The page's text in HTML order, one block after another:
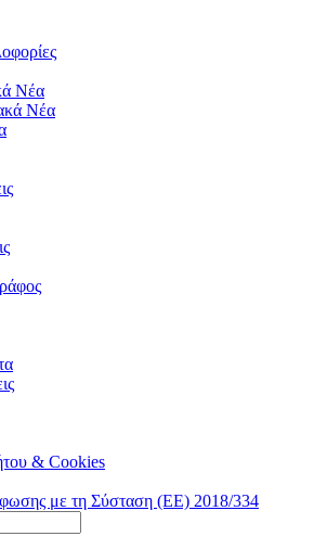
Νέα
Νέα
& Cookies
με τη Σύσταση (ΕΕ) 2018/334